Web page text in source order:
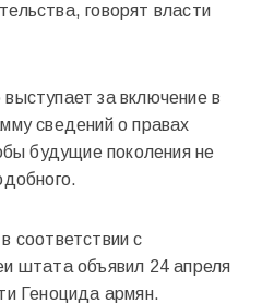
говорят власти
за включение в
сведений о правах
будущие поколения не
соответствии с
штата объявил 24 апреля
Геноцида армян.